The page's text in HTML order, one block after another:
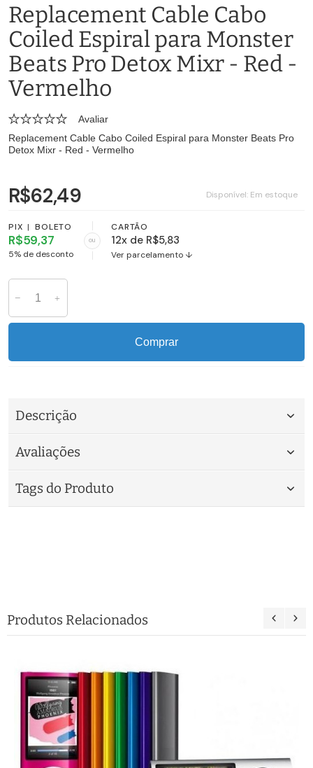
Replacement Cable Cabo
Coiled Espiral para Monster
Beats Pro Detox Mixr - Red -
Vermelho
Avaliar
Replacement Cable Cabo Coiled Espiral para Monster Beats Pro
Detox Mixr - Red - Vermelho
Disponível: Em estoque
R$62,49
PIX | BOLETO
R$59,37
5% de desconto
ou
CARTÃO
12x de R$5,83
Ver parcelamento ↓
Comprar
Descrição
Avaliações
Tags do Produto
Produtos Relacionados